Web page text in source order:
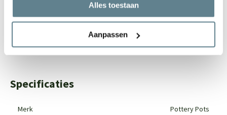
Alles toestaan
Aanpassen
Bel0344-228104
Mailinfo@polyesterplantenbakken.nl
0344-228104
Specificaties
Merk Pottery Pots